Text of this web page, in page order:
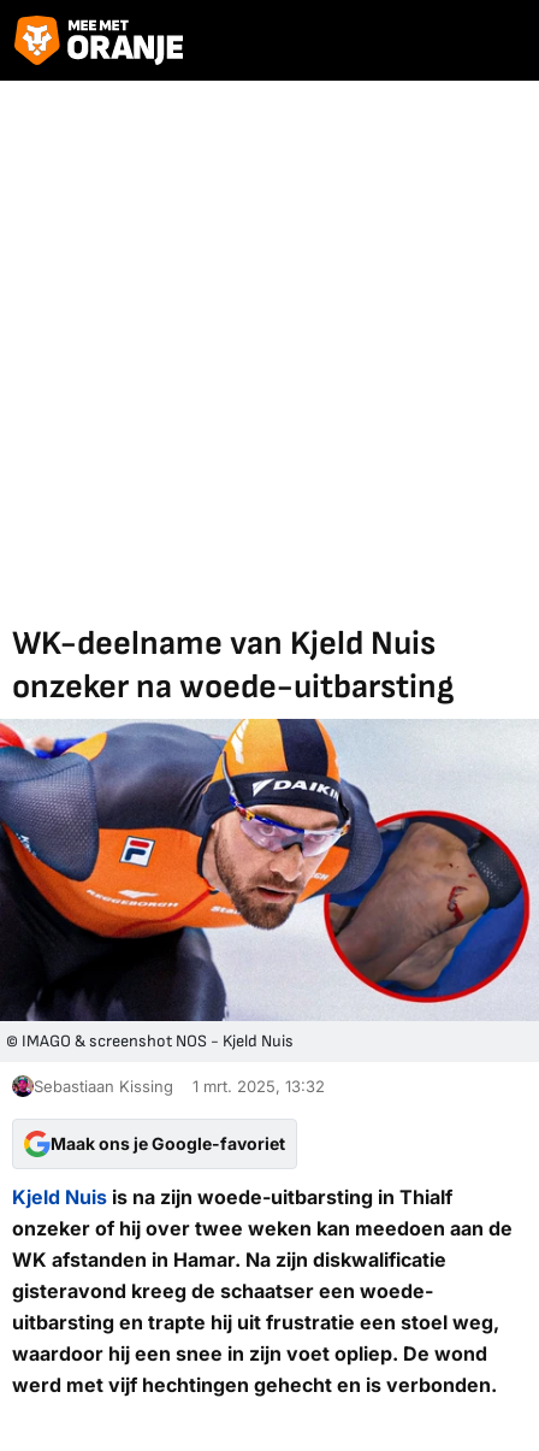
WK-deelname van Kjeld Nuis
onzeker na woede-uitbarsting
© IMAGO & screenshot NOS - Kjeld Nuis
Sebastiaan Kissing 1 mrt. 2025, 13:32
Maak ons je Google-favoriet
Kjeld Nuis is na zijn woede-uitbarsting in Thialf
onzeker of hij over twee weken kan meedoen aan de
WK afstanden in Hamar. Na zijn diskwalificatie
gisteravond kreeg de schaatser een woede-
uitbarsting en trapte hij uit frustratie een stoel weg,
waardoor hij een snee in zijn voet opliep. De wond
werd met vijf hechtingen gehecht en is verbonden.